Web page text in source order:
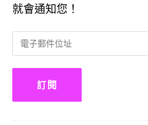
就會通知您！
子
郵
位
訂閱